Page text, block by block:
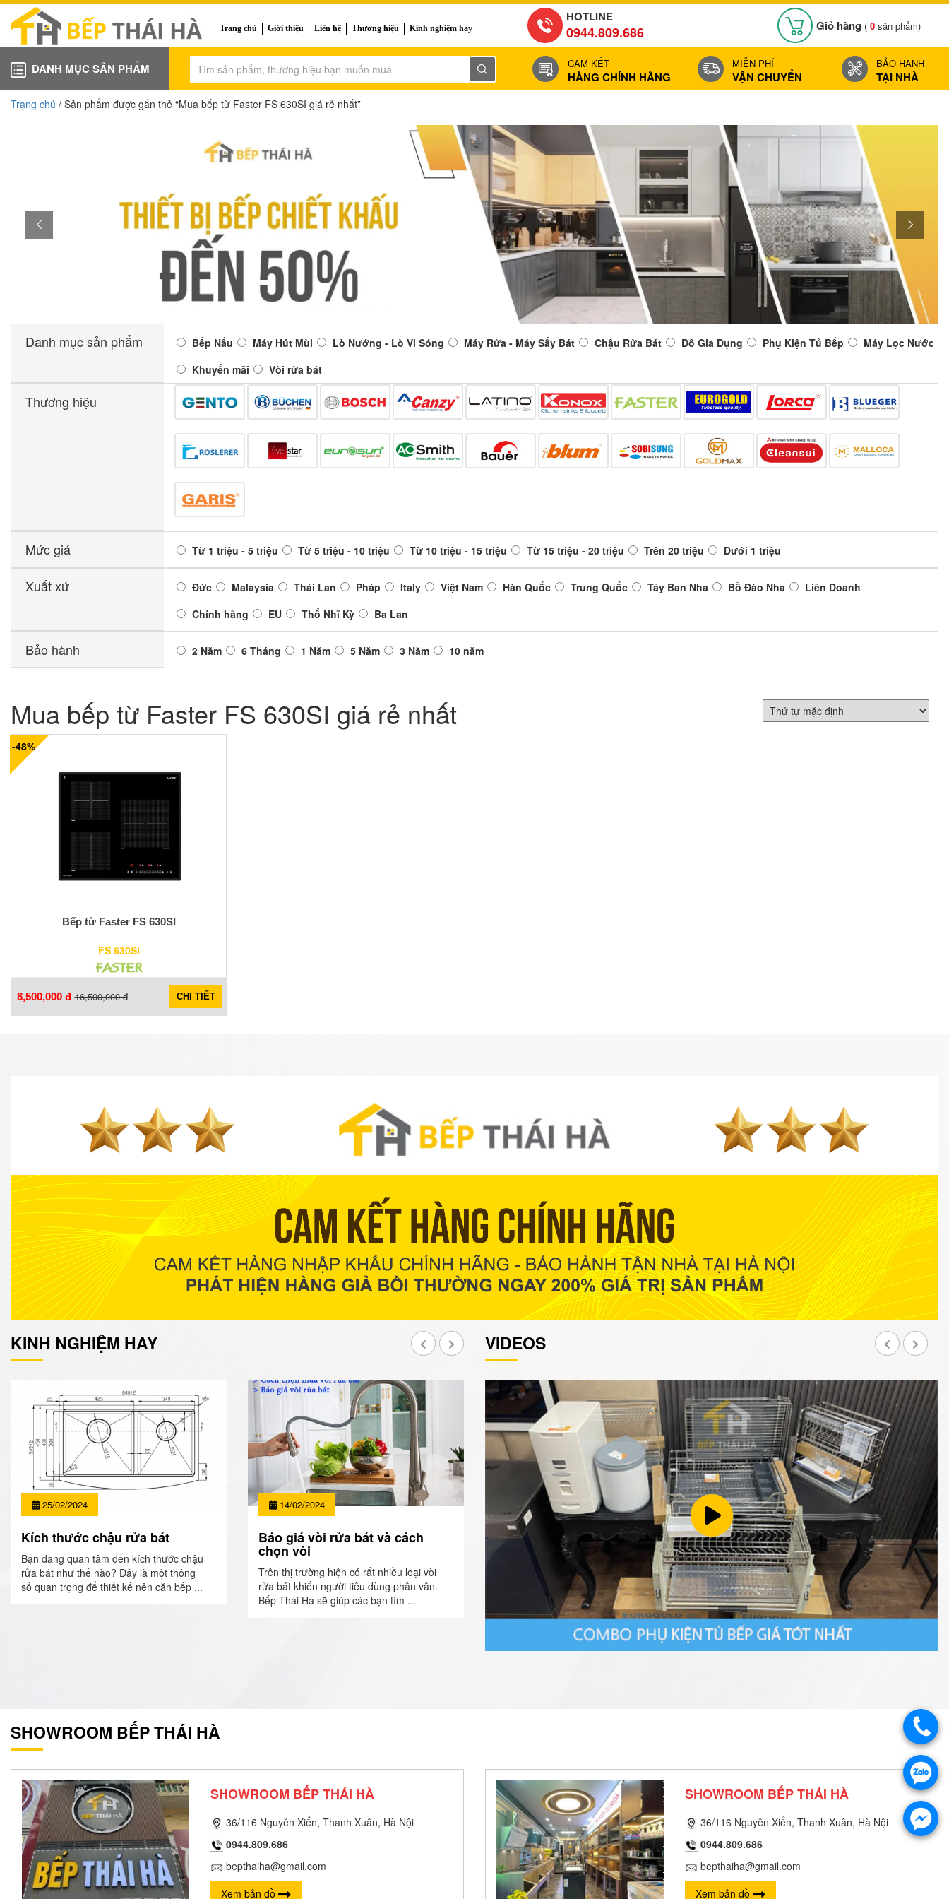
Trang chủ Giới thiệu Liên hệ Thương hiệu Kinh nghiệm hay
HOTLINE
0944.809.686 Giỏ hàng ( 0 sản phẩm)
DANH MỤC SẢN PHẨM CAM KẾT
HÀNG CHÍNH HÃNG
MIỄN PHÍ
VẬN CHUYỂN
BẢO HÀNH
TẠI NHÀ
Trang chủ / Sản phẩm được gắn thẻ “Mua bếp từ Faster FS 630SI giá rẻ nhất”
Danh mục sản phẩm Bếp Nấu Máy Hút Mùi Lò Nướng - Lò Vi Sóng Máy Rửa - Máy Sấy Bát Chậu Rửa Bát Đồ Gia Dụng Phụ Kiện Tủ Bếp
Máy Lọc Nước
Khuyến mãi
Vòi rửa bát
Thương hiệu
Mức giá Từ 1 triệu - 5 triệu Từ 5 triệu - 10 triệu Từ 10 triệu - 15 triệu Từ 15 triệu - 20 triệu Trên 20 triệu Dưới 1 triệu
Xuất xứ Đức Malaysia Thái Lan Pháp Italy Việt Nam Hàn Quốc Trung Quốc Tây Ban Nha Bồ Đào Nha
Liên Doanh
Chính hãng
EU Thổ Nhĩ Kỳ Ba Lan
Bảo hành 2 Năm 6 Tháng 1 Năm 5 Năm 3 Năm 10 năm
Mua bếp từ Faster FS 630SI giá rẻ nhất
-48%
Bếp từ Faster FS 630SI
FS 630SI
8,500,000 đ 16,500,000 đ CHI TIẾT
KINH NGHIỆM HAY
25/02/2024
Kích thước chậu rửa bát
Bạn đang quan tâm đến kích thước chậu
rửa bát như thế nào? Đây là một thông
số quan trọng để thiết kế nên căn bếp ...
14/02/2024
Báo giá vòi rửa bát và cách
chọn vòi
Trên thị trường hiện có rất nhiều loại vòi
rửa bát khiến người tiêu dùng phân vân.
Bếp Thái Hà sẽ giúp các bạn tìm ...
VIDEOS
SHOWROOM BẾP THÁI HÀ
SHOWROOM BẾP THÁI HÀ
36/116 Nguyễn Xiển, Thanh Xuân, Hà Nội
0944.809.686
bepthaiha@gmail.com
Xem bản đồ
SHOWROOM BẾP THÁI HÀ
36/116 Nguyễn Xiển, Thanh Xuân, Hà Nội
0944.809.686
bepthaiha@gmail.com
Xem bản đồ